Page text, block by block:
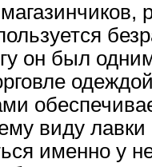
он был
виду
именно у